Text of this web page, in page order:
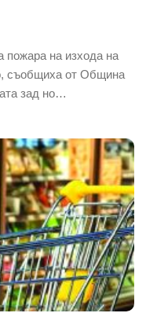
пожара на изхода на
съобщиха от Община
зад но…